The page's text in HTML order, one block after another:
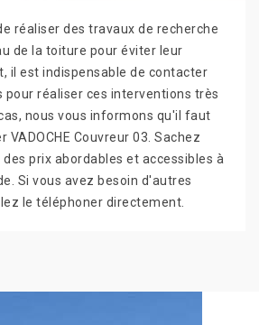
réaliser des travaux de recherche
de la toiture pour éviter leur
il est indispensable de contacter
pour réaliser ces interventions très
nous vous informons qu'il faut
VADOCHE Couvreur 03. Sachez
prix abordables et accessibles à
Si vous avez besoin d'autres
le téléphoner directement.